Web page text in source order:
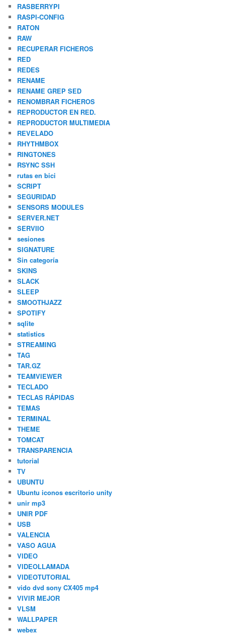
RASBERRYPI
RASPI-CONFIG
RATON
RAW
RECUPERAR FICHEROS
RED
REDES
RENAME
RENAME GREP SED
RENOMBRAR FICHEROS
REPRODUCTOR EN RED.
REPRODUCTOR MULTIMEDIA
REVELADO
RHYTHMBOX
RINGTONES
RSYNC SSH
rutas en bici
SCRIPT
SEGURIDAD
SENSORS MODULES
SERVER.NET
SERVIIO
sesiones
SIGNATURE
Sin categoría
SKINS
SLACK
SLEEP
SMOOTHJAZZ
SPOTIFY
sqlite
statistics
STREAMING
TAG
TAR.GZ
TEAMVIEWER
TECLADO
TECLAS RÁPIDAS
TEMAS
TERMINAL
THEME
TOMCAT
TRANSPARENCIA
tutorial
TV
UBUNTU
Ubuntu iconos escritorio unity
unir mp3
UNIR PDF
USB
VALENCIA
VASO AGUA
VIDEO
VIDEOLLAMADA
VIDEOTUTORIAL
vido dvd sony CX405 mp4
VIVIR MEJOR
VLSM
WALLPAPER
webex